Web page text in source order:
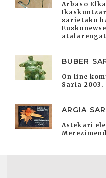
Arbaso
sarietako
BUBER
On line
Saria 2003.
ARGIA
Astekari